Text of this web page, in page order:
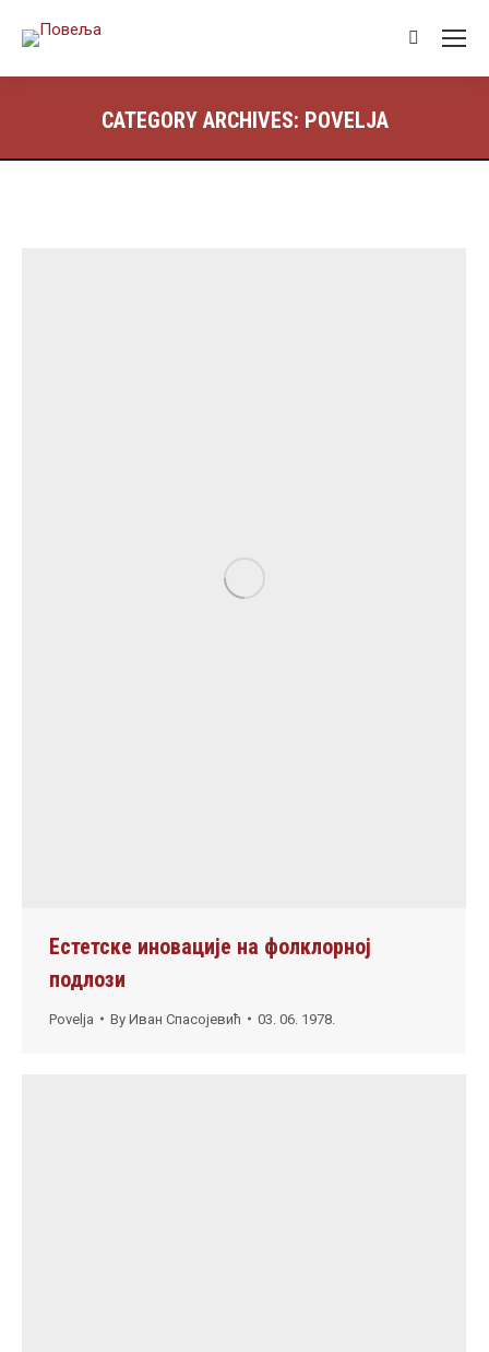
Search:
CATEGORY ARCHIVES: POVELJA
Естетске иновације на фолклорној
подлози
Povelja By Иван Спасојевић 03. 06. 1978.